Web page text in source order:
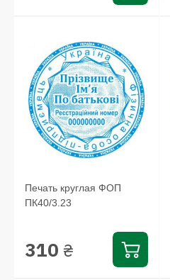
Печать круглая ФОП
ПК40/3.23
310 ₴